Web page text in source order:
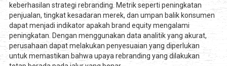
keberhasilan strategi rebranding. Metrik seperti peningkatan
penjualan, tingkat kesadaran merek, dan umpan balik konsumen
dapat menjadi indikator apakah brand equity mengalami
peningkatan. Dengan menggunakan data analitik yang akurat,
perusahaan dapat melakukan penyesuaian yang diperlukan
untuk memastikan bahwa upaya rebranding yang dilakukan